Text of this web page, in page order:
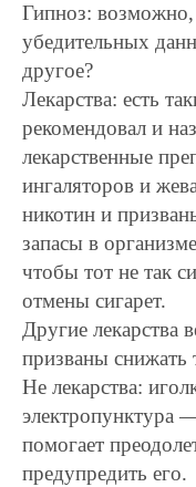
Гипноз: возможно,
убедительных
другое?
Лекарства: есть
рекомендовал и
лекарственные
ингаляторов и
никотин и
запасы в
чтобы тот не так
отмены сигарет.
Другие лекарства
призваны снижать
Не лекарства:
электропунктура
помогает
предупредить его.